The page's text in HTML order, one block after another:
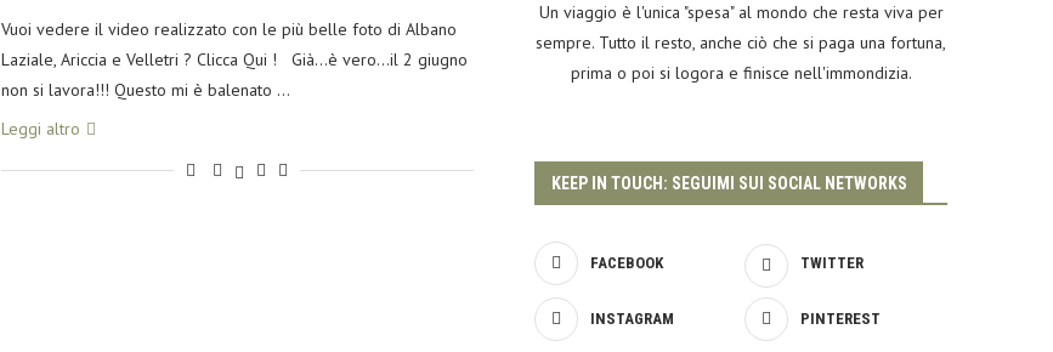
Vuoi vedere il video realizzato con le più belle foto di Albano
Laziale, Ariccia e Velletri ? Clicca Qui ! Già…è vero…il 2 giugno
non si lavora!!! Questo mi è balenato …
Leggi altro
Un viaggio è l'unica "spesa" al mondo che resta viva per
sempre. Tutto il resto, anche ciò che si paga una fortuna,
prima o poi si logora e finisce nell'immondizia.
KEEP IN TOUCH: SEGUIMI SUI SOCIAL NETWORKS
FACEBOOK TWITTER
INSTAGRAM PINTEREST